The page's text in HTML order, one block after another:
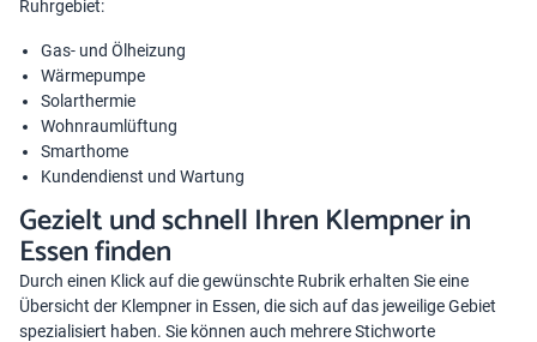
Ruhrgebiet:
Gas- und Ölheizung
Wärmepumpe
Solarthermie
Wohnraumlüftung
Smarthome
Kundendienst und Wartung
Gezielt und schnell Ihren Klempner in
Essen finden
Durch einen Klick auf die gewünschte Rubrik erhalten Sie eine
Übersicht der Klempner in Essen, die sich auf das jeweilige Gebiet
spezialisiert haben. Sie können auch mehrere Stichworte